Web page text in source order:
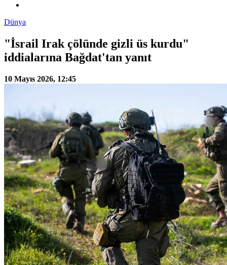
Dünya
"İsrail Irak çölünde gizli üs kurdu"
iddialarına Bağdat'tan yanıt
10 Mayıs 2026, 12:45